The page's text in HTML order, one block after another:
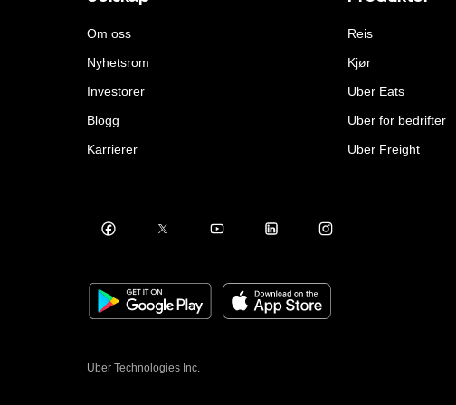
Om oss
Nyhetsrom
Investorer
Blogg
Karrierer
Reis
Kjør
Uber Eats
Uber for bedrifter
Uber Freight
Uber Technologies Inc.